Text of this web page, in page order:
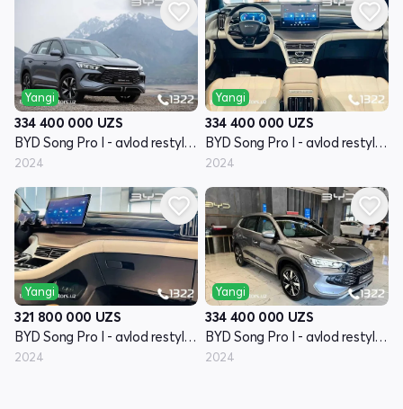
Yangi
334 400 000 UZS
BYD Song Pro I - avlod restyling
2024
Yangi
334 400 000 UZS
BYD Song Pro I - avlod restyling
2024
Yangi
321 800 000 UZS
BYD Song Pro I - avlod restyling
2024
Yangi
334 400 000 UZS
BYD Song Pro I - avlod restyling
2024